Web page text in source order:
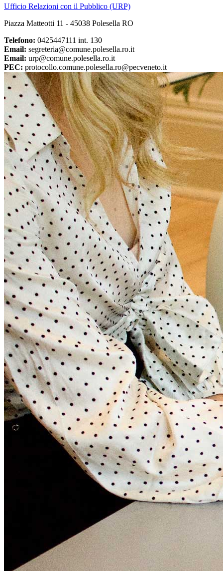
Ufficio Relazioni con il Pubblico (URP)
Piazza Matteotti 11 - 45038 Polesella RO
Telefono: 0425447111 int. 130
Email: segreteria@comune.polesella.ro.it
Email: urp@comune.polesella.ro.it
PEC: protocollo.comune.polesella.ro@pecveneto.it